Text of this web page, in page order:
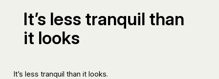
It’s less tranquil than
it looks
It’s less tranquil than it looks.